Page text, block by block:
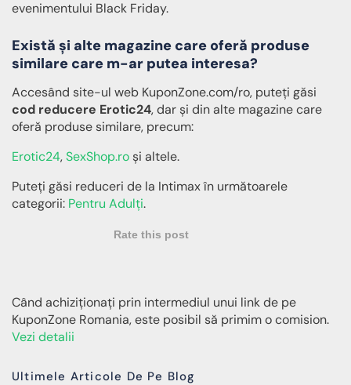
evenimentului Black Friday.
Există și alte magazine care oferă produse
similare care m-ar putea interesa?
Accesând site-ul web KuponZone.com/ro, puteți găsi
cod reducere Erotic24, dar și din alte magazine care
oferă produse similare, precum:
Erotic24,SexShop.ro și altele.
Puteți găsi reduceri de la Intimax în următoarele
categorii: Pentru Adulți.
Rate this post
Când achiziționați prin intermediul unui link de pe
KuponZone Romania, este posibil să primim o comision.
Vezi detalii
Ultimele Articole De Pe Blog